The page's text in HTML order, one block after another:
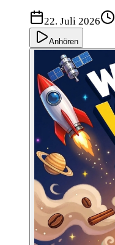
22. Juli 2026
Anhören